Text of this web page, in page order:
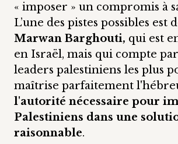
« imposer » un compromis à
L’une des pistes possibles est
Marwan Barghouti, qui est
en Israël, mais qui compte
leaders palestiniens les plus
maîtrise parfaitement
l'autorité nécessaire pour
Palestiniens dans une
raisonnable.